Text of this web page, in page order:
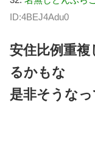
ID:4BEJ4Adu0
安住比例重
るかもな
是非そうな